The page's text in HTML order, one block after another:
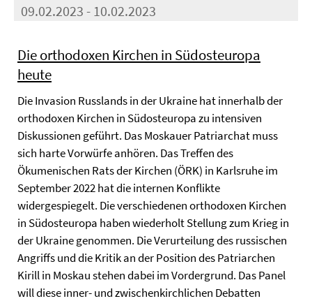
09.02.2023 - 10.02.2023
Die orthodoxen Kirchen in Südosteuropa
heute
Die Invasion Russlands in der Ukraine hat innerhalb der
orthodoxen Kirchen in Südosteuropa zu intensiven
Diskussionen geführt. Das Moskauer Patriarchat muss
sich harte Vorwürfe anhören. Das Treffen des
Ökumenischen Rats der Kirchen (ÖRK) in Karlsruhe im
September 2022 hat die internen Konflikte
widergespiegelt. Die verschiedenen orthodoxen Kirchen
in Südosteuropa haben wiederholt Stellung zum Krieg in
der Ukraine genommen. Die Verurteilung des russischen
Angriffs und die Kritik an der Position des Patriarchen
Kirill in Moskau stehen dabei im Vordergrund. Das Panel
will diese inner- und zwischenkirchlichen Debatten